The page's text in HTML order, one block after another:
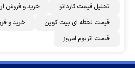
تحلیل قیمت کاردانو
خرید و فروش
قیمت لحظه ای بیت کوین
خرید و
قیمت اتریوم امروز